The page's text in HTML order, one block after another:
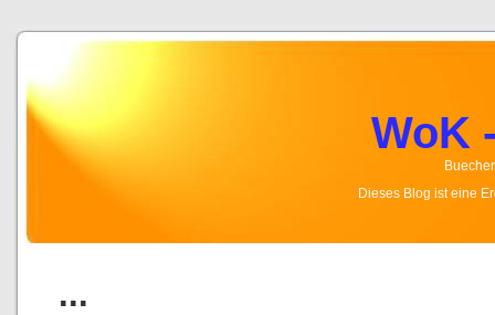
WoK
Dieses Blog ist eine
...